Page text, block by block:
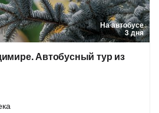
На автобусе
3 дня
Автобусный тур из